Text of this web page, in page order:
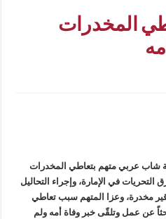
المخدرات
شاب عربي متهم بتعاطي المخدرات
في الإمارة، وإجراء التحاليل
مخدرة، وعزا المتهم سبب تعاطي
عن عمل وتلقّى خبر وفاة أمه ولم